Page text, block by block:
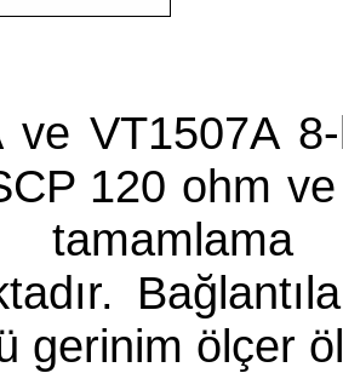
ve VT1507A
120 ohm
gerinim ölçer